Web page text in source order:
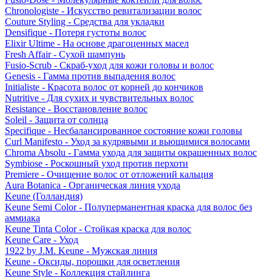
Chronologiste - Искусство ревитализации волос
Couture Styling - Средства для укладки
Densifique - Потеря густоты волос
Elixir Ultime - На основе драгоценных масел
Fresh Affair - Сухой шампунь
Fusio-Scrub - Скраб-уход для кожи головы и волос
Genesis - Гамма против выпадения волос
Initialiste - Красота волос от корней до кончиков
Nutritive - Для сухих и чувствительных волос
Resistance - Восстановление волос
Soleil - Защита от солнца
Specifique - Несбалансированное состояние кожи головы
Curl Manifesto - Уход за кудрявыми и вьющимися волосами
Chroma Absolu - Гамма ухода для защиты окрашенных волос
Symbiose - Роскошный уход против перхоти
Premiere - Очищение волос от отложений кальция
Aura Botanica - Органическая линия ухода
Keune (Голландия)
Keune Semi Color - Полуперманентная краска для волос без
аммиака
Keune Tinta Color - Стойкая краска для волос
Keune Care - Уход
1922 by J.M. Keune - Мужская линия
Keune - Оксиды, порошки для осветления
Keune Style - Коллекция стайлинга